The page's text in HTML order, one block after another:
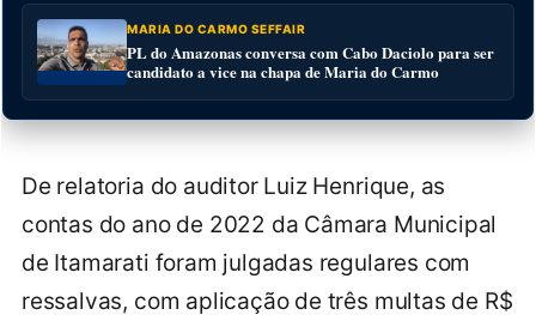
MARIA DO CARMO SEFFAIR
PL do Amazonas conversa com Cabo Daciolo para ser
candidato a vice na chapa de Maria do Carmo
De relatoria do auditor Luiz Henrique, as
contas do ano de 2022 da Câmara Municipal
de Itamarati foram julgadas regulares com
ressalvas, com aplicação de três multas de R$